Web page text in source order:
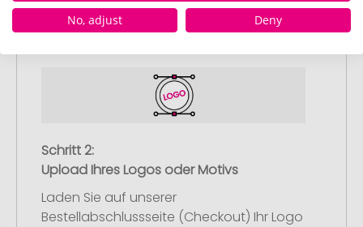
Anschließend legen Sie die konfigurierten
Schritt 2:
Upload Ihres Logos oder Motivs
Laden Sie auf unserer
Bestellabschlussseite (Checkout) Ihr Logo
No, adjust
Deny